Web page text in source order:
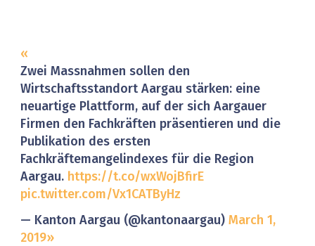
Zwei Massnahmen sollen den
Wirtschaftsstandort Aargau stärken: eine
neuartige Plattform, auf der sich Aargauer
Firmen den Fachkräften präsentieren und die
Publikation des ersten
Fachkräftemangelindexes für die Region
Aargau. https://t.co/wxWojBfirE
pic.twitter.com/Vx1CATByHz
— Kanton Aargau (@kantonaargau) March 1,
2019